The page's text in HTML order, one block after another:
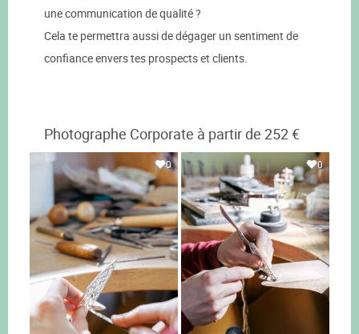
une communication de qualité ?
Cela te permettra aussi de dégager un sentiment de
confiance envers tes prospects et clients.
Photographe Corporate à partir de 252 €
0 0